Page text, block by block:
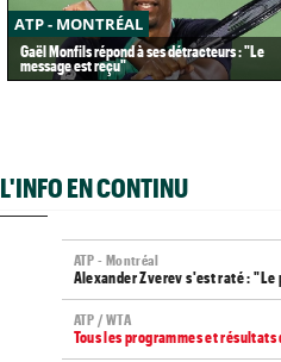
ATP - MONTRÉAL
Gaël Monfils répond à ses détracteurs : "Le
message est reçu"
L'INFO EN CONTINU
ATP - Montréal
Alexander Zverev s'est raté : "Le
ATP / WTA
Tous les programmes et